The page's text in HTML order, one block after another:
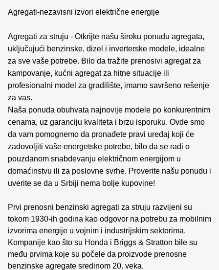
Agregati-nezavisni izvori električne energije
Agregati za struju - Otkrijte našu široku ponudu agregata,
uključujući benzinske, dizel i inverterske modele, idealne
za sve vaše potrebe. Bilo da tražite prenosivi agregat za
kampovanje, kućni agregat za hitne situacije ili
profesionalni model za gradilište, imamo savršeno rešenje
za vas.
Naša ponuda obuhvata najnovije modele po konkurentnim
cenama, uz garanciju kvaliteta i brzu isporuku. Ovde smo
da vam pomognemo da pronađete pravi uređaj koji će
zadovoljiti vaše energetske potrebe, bilo da se radi o
pouzdanom snabdevanju električnom energijom u
domaćinstvu ili za poslovne svrhe. Proverite našu ponudu i
uverite se da u Srbiji nema bolje kupovine!
Prvi prenosni benzinski agregati za struju razvijeni su
tokom 1930-ih godina kao odgovor na potrebu za mobilnim
izvorima energije u vojnim i industrijskim sektorima.
Kompanije kao što su Honda i Briggs & Stratton bile su
među prvima koje su počele da proizvode prenosne
benzinske agregate sredinom 20. veka.